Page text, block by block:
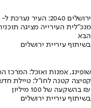
ירושלים 2040: העיר נערכת ל- 1.5 מליון תושבים
מנכ"לית העירייה מציגה
הבא
בשיתוף עיריית ירושלים
שופינג, אמנות ואוכל:
קפיצה קטנה לחו"ל: טיילת
בהשקעה של 100 מיליון ₪
בשיתוף עיריית ירושלים